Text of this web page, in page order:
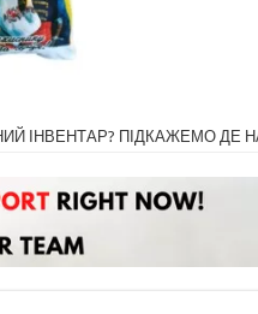
ІНВЕНТАР? ПІДКАЖЕМО ДЕ